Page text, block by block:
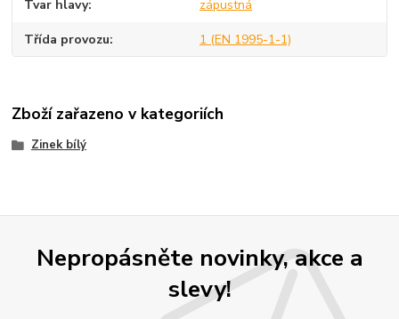
Tvar hlavy zápustná
Třída provozu 1 (EN 1995-1-1)
Zboží zařazeno v kategoriích
Zinek bílý
Nepropásněte novinky, akce a
slevy!